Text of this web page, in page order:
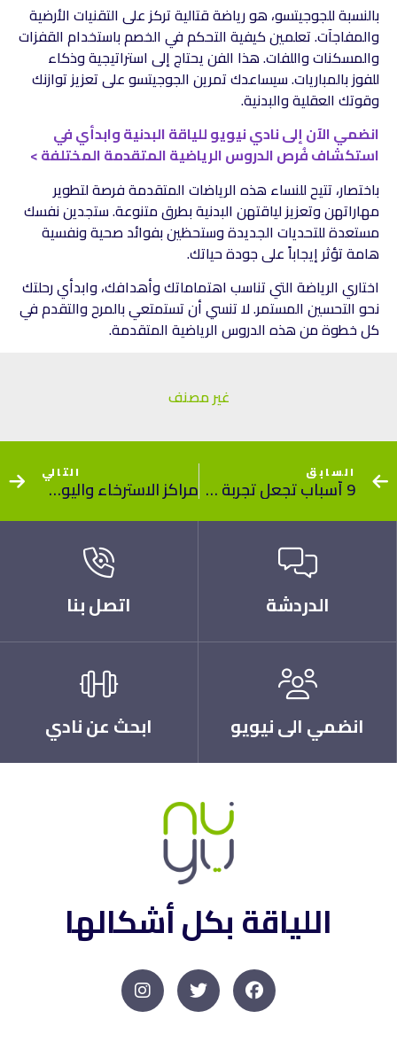
بالنسبة للجوجيتسو، هو رياضة قتالية تركز على التقنيات الأرضية
والمفاجآت. تعلمين كيفية التحكم في الخصم باستخدام القفزات
والمسكنات واللفات. هذا الفن يحتاج إلى استراتيجية وذكاء
للفوز بالمباريات. سيساعدك تمرين الجوجيتسو على تعزيز توازنك
وقوتك العقلية والبدنية.
انضمي الآن إلى نادي نيويو للياقة البدنية وابدأي في
استكشاف فُرص الدروس الرياضية المتقدمة المختلفة >
باختصار، تتيح للنساء هذه الرياضات المتقدمة فرصة لتطوير
مهاراتهن وتعزيز لياقتهن البدنية بطرق متنوعة. ستجدين نفسك
مستعدة للتحديات الجديدة وستحظين بفوائد صحية ونفسية
هامة تؤثر إيجاباً على جودة حياتك.
اختاري الرياضة التي تناسب اهتماماتك وأهدافك، وابدأي رحلتك
نحو التحسين المستمر. لا تنسي أن تستمتعي بالمرح والتقدم في
كل خطوة من هذه الدروس الرياضية المتقدمة.
غير مصنف
السابق
9 أسباب تجعل تجربة جيم و تمارين مريحة ومحفزة للنساء
التالي
مراكز الاسترخاء واليوغا البدنية.. دليلك إلى تحقيق الاسترخاء واللياقة
الدردشة اتصل بنا
انضمي الى نيويو ابحث عن نادي
اللياقة بكل أشكالها